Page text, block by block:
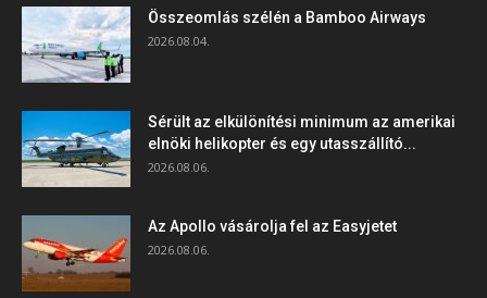
Összeomlás szélén a Bamboo Airways
2026.08.04.
Sérült az elkülönítési minimum az amerikai
elnöki helikopter és egy utasszállító...
2026.08.06.
Az Apollo vásárolja fel az Easyjetet
2026.08.06.